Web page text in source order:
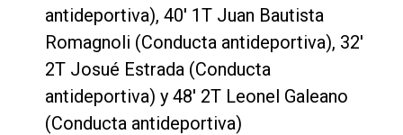
antideportiva), 40' 1T Juan Bautista
Romagnoli (Conducta antideportiva), 32'
2T Josué Estrada (Conducta
antideportiva) y 48' 2T Leonel Galeano
(Conducta antideportiva)